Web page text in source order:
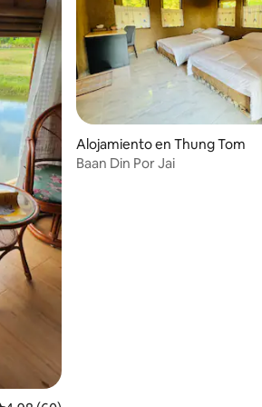
Alojamiento en Thung Tom
Baan Din Por Jai